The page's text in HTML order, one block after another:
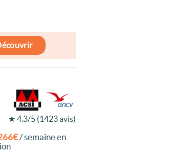
★ 4.3/5 (1423 avis)
/ semaine en